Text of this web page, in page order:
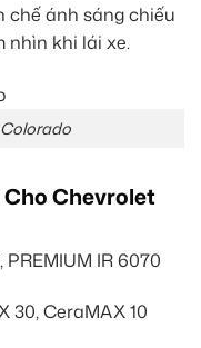
chế ánh sáng chiếu
nhìn khi lái xe.
Cho Chevrolet
PREMIUM IR 6070
30, CeraMAX 10